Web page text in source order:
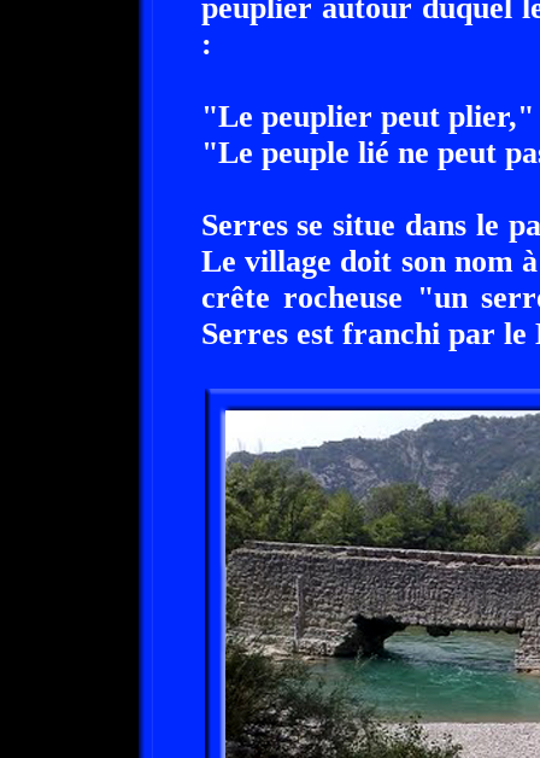
peuplier autour duquel
:
"Le peuplier peut plier,"
"Le peuple lié ne peut
Serres se situe dans le
Le village doit son nom
crête rocheuse "un
Serres est franchi par le